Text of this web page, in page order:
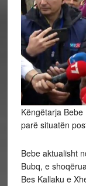
Këngëtarja
parë situatën
Bebe aktualisht
Bubq, e
Bes Kallaku e